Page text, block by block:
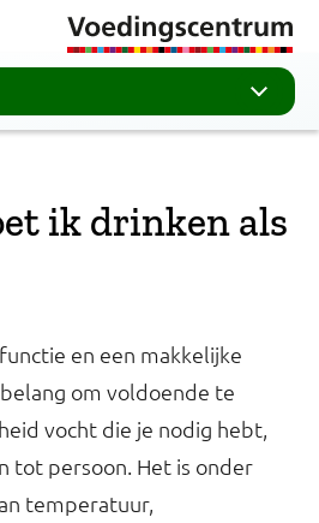
ik drinken als
en een makkelijke
om voldoende te
vocht die je nodig hebt,
tot persoon. Het is onder
temperatuur,